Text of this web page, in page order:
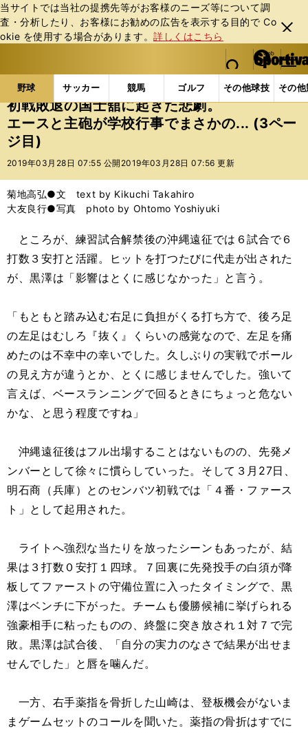
当サイトでは当社の提携先等がお客様のニーズ等について調
査・分析したり、お客様にお勧めの広告を表⽰する⽬的で Co
okie を使⽤する場合があります。詳しくはこちら
閉じ
る
web Sportiva (webスポルティーバ)
検索
マイペ
ー
ジ
メニュ
野球 サッカー 競馬 ゴルフ その他球技 その
b
ス
ポ
ル
テ
ー
バ
野球の記事一覧 高校野球他 初戦敗退の国士舘に起
初戦敗退の国士舘に起きた悲劇。
エースと主砲が学校行事でまさかの... (3ペー
ジ目)
2019年03月28日 07:55 公開 2019年03月28日 07:56 更新
菊地高弘●文 text by Kikuchi Takahiro
大友良行●写真 photo by Ohtomo Yoshiyuki
ところが、練習試合解禁後の沖縄遠征では６試合で６
打数３安打と活躍。ヒットを打つたびに代走が出された
が、黒澤は「影響はとくに感じなかった」と言う。
「もともと踏み込む右足に負担がくる打ち方で、後ろ足
の左足はむしろ『抜く』くらいの感覚なので、左足を痛
めたのは不幸中の幸いでした。久しぶりの実戦でボール
の見え方が違うとか、とくに感じませんでした。強いて
言えば、ベースランニングで回るときにちょっと危ない
かな、と思う程度ですね」
沖縄遠征後はフル出場することはないものの、先発メ
ンバーとして徐々に慣らしていった。そして３月27日、
明石商（兵庫）とのセンバツ初戦では「４番・ファース
ト」として起用された。
ライトへ強烈な当たりを放ったシーンもあったが、結
果は３打数０安打１四球。７回裏に先発投手の白須が降
板してファーストの守備位置に入ったタイミングで、黒
澤はベンチに下がった。チームも優勝候補に挙げられる
強豪相手に粘ったものの、終盤に突き放され１対７で完
敗。黒澤は試合後、「自分の実力のなさで結果が出せま
せんでした」と唇を噛んだ。
一方、右手薬指を骨折した山崎は、登板機会がないま
まゲームセットのコールを聞いた。薬指の骨折はすでに